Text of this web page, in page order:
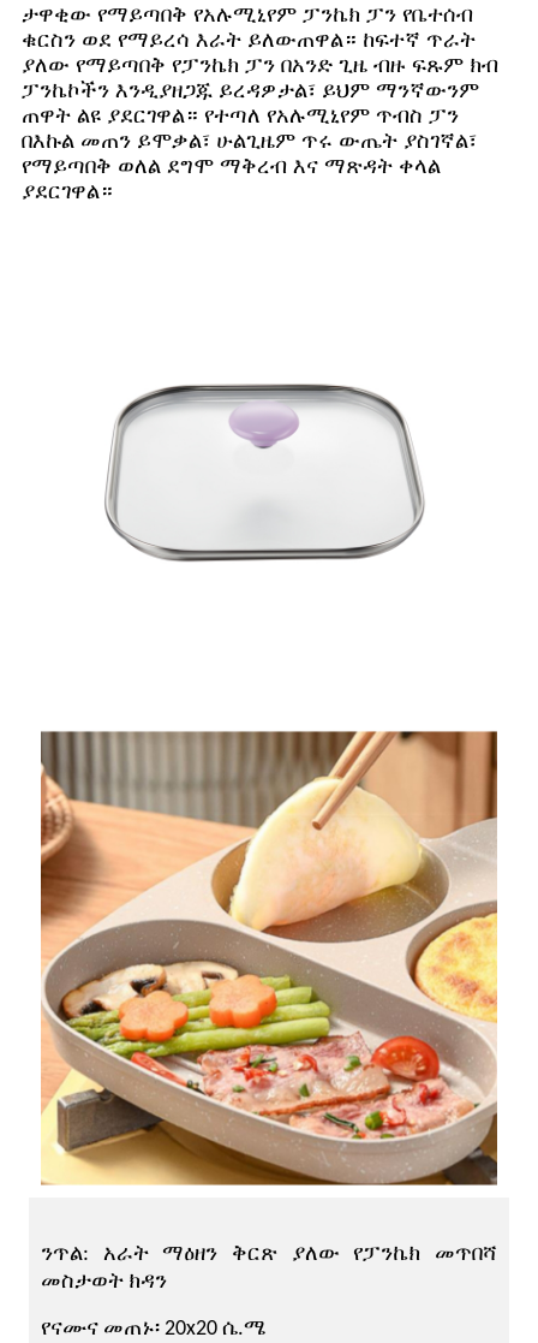
ታዋቂው የማይጣበቅ የአሉሚኒየም ፓንኬክ ፓን የቤተሰብ
ቁርስን ወደ የማይረሳ እራት ይለውጠዋል። ከፍተኛ ጥራት
ያለው የማይጣበቅ የፓንኬክ ፓን በአንድ ጊዜ ብዙ ፍጹም ክብ
ፓንኬኮችን እንዲያዘጋጁ ይረዳዎታል፣ ይህም ማንኛውንም
ጠዋት ልዩ ያደርገዋል። የተጣለ የአሉሚኒየም ጥብስ ፓን
በእኩል መጠን ይሞቃል፣ ሁልጊዜም ጥሩ ውጤት ያስገኛል፣
የማይጣበቅ ወለል ደግሞ ማቅረብ እና ማጽዳት ቀላል
ያደርገዋል።
ንጥል: አራት ማዕዘን ቅርጽ ያለው የፓንኬክ መጥበሻ
መስታወት ክዳን
የናሙና መጠኑ፡ 20x20 ሴ.ሜ